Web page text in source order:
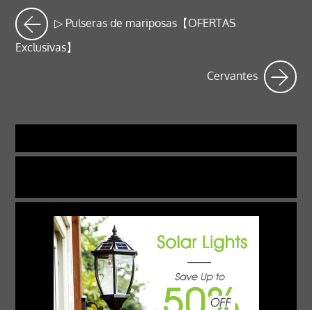
▷ Pulseras de mariposas【OFERTAS
Exclusivas】
Cervantes